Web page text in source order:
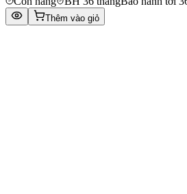
Thêm vào giỏ